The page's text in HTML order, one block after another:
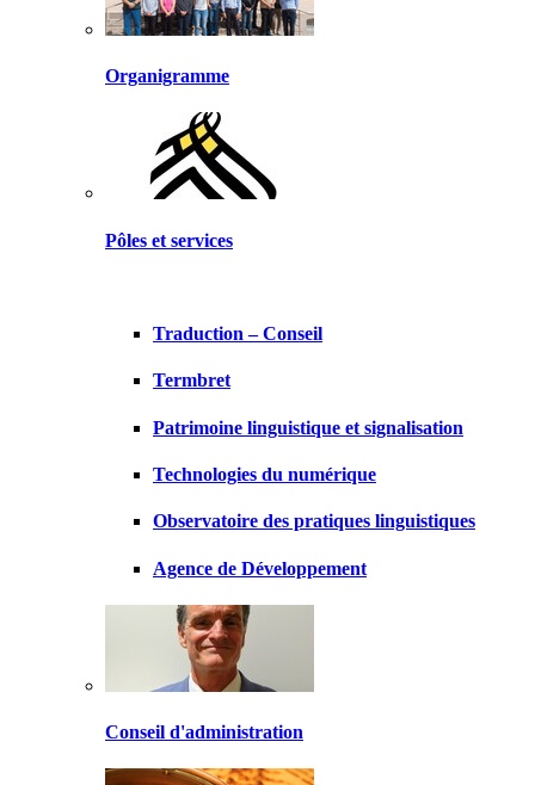
Organigramme
Pôles et services
Traduction – Conseil
Termbret
Patrimoine linguistique et signalisation
Technologies du numérique
Observatoire des pratiques linguistiques
Agence de Développement
Conseil d'administration